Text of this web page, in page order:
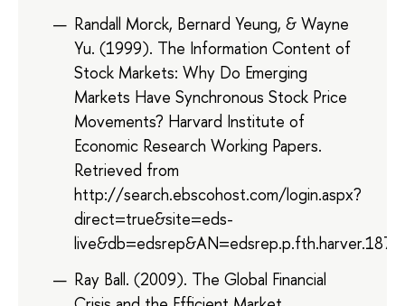
Randall Morck, Bernard Yeung, & Wayne
Yu. (1999). The Information Content of
Stock Markets: Why Do Emerging
Markets Have Synchronous Stock Price
Movements? Harvard Institute of
Economic Research Working Papers.
Retrieved from
http://search.ebscohost.com/login.aspx?
direct=true&site=eds-
live&db=edsrep&AN=edsrep.p.fth.harver.1879
Ray Ball. (2009). The Global Financial